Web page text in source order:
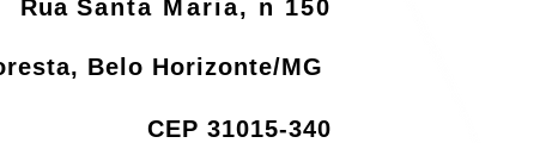
RuaSanta Maria, n 150
Belo Horizonte/MG
CEP 31015-340